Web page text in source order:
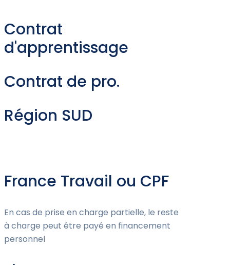
Contrat
d'apprentissage
Contrat de pro.
Région SUD
France Travail ou CPF
En cas de prise en charge partielle, le reste
à charge peut être payé en financement
personnel